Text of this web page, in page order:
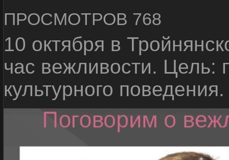
ПРОСМОТРОВ 768
10 октября в
час вежливости. Цель:
культурного поведения.